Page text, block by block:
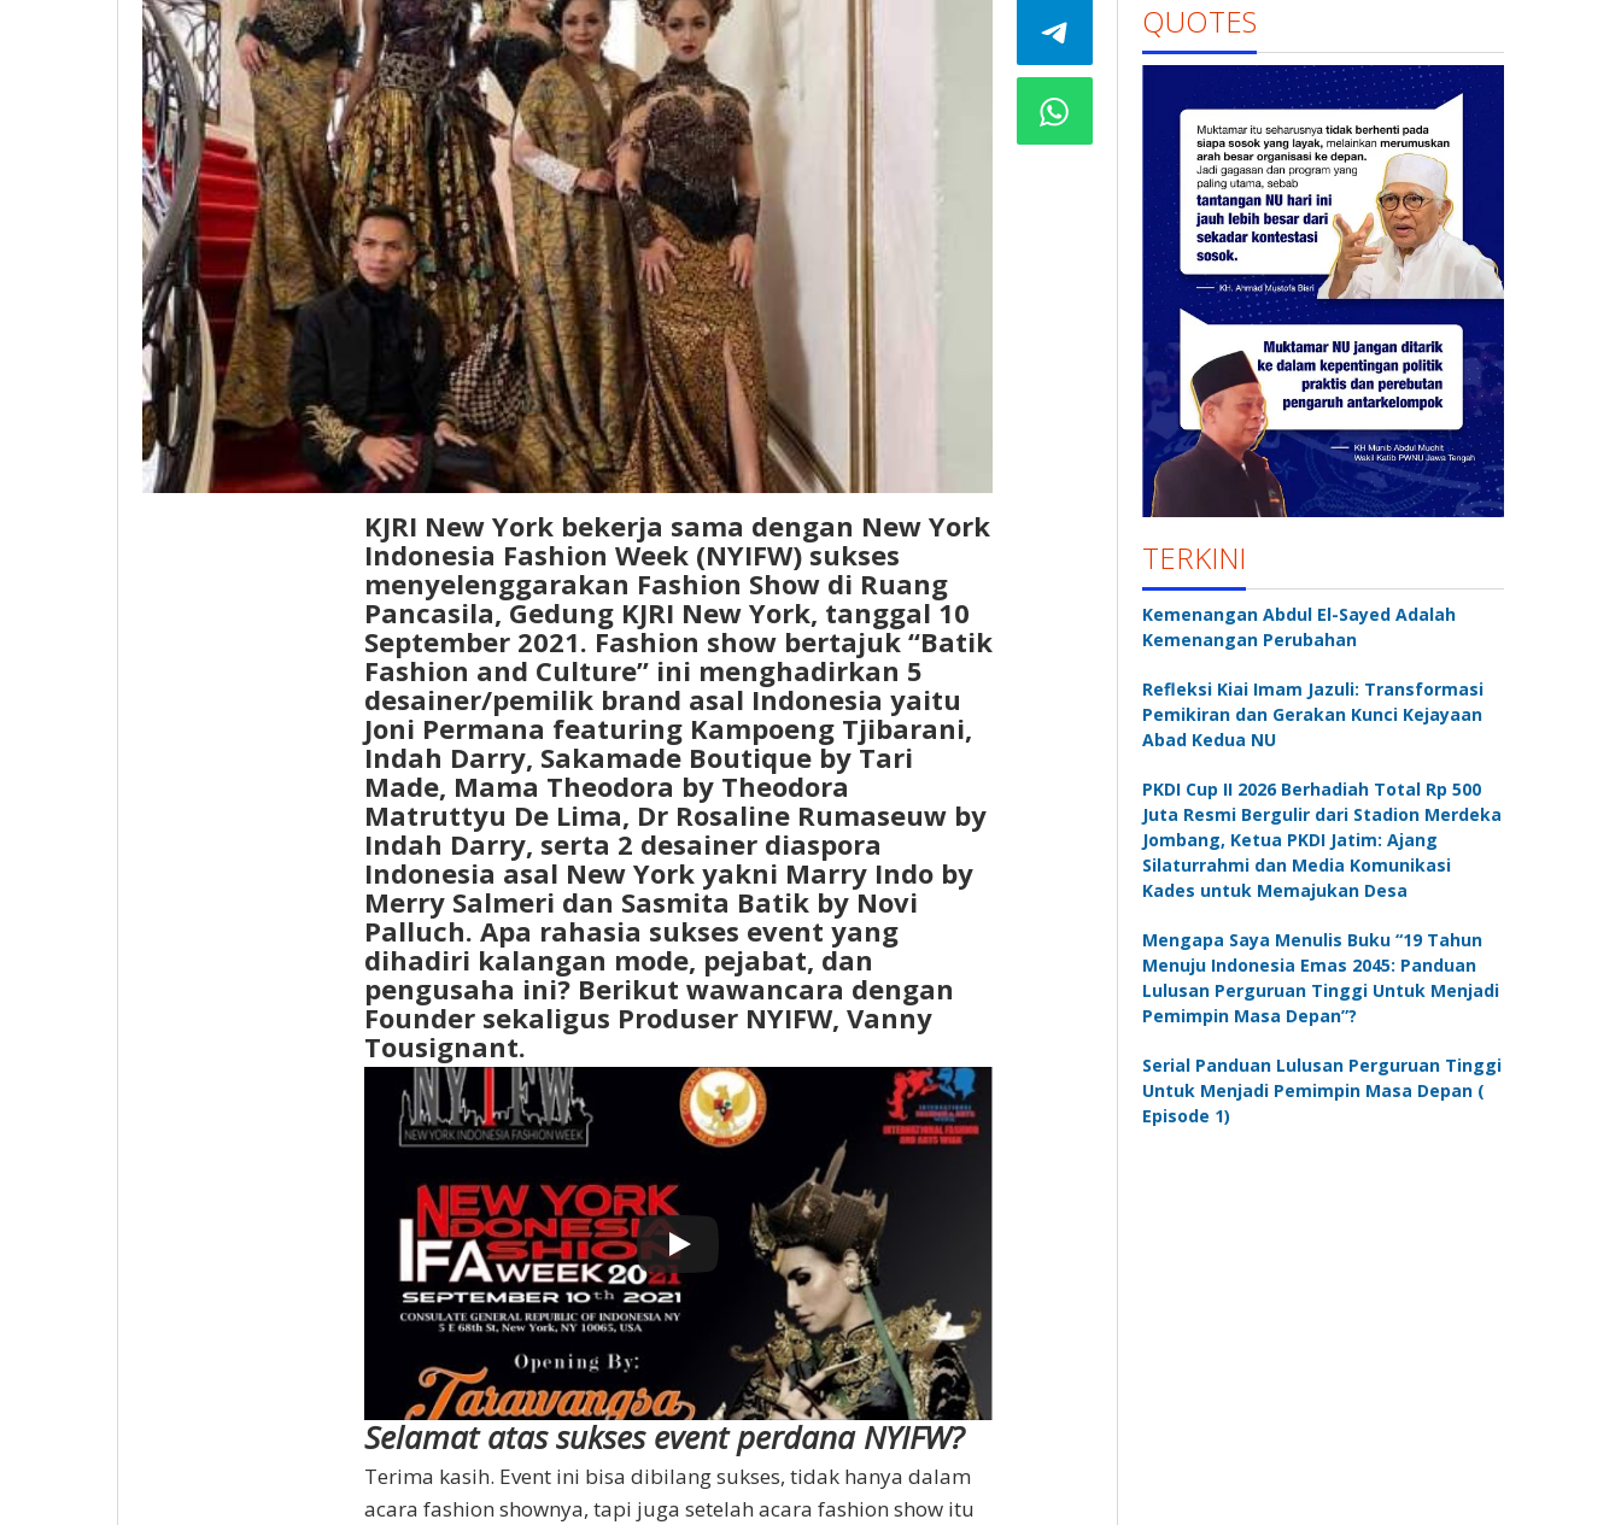
KJRI New York bekerja sama dengan New York
Indonesia Fashion Week (NYIFW) sukses
menyelenggarakan Fashion Show di Ruang
Pancasila, Gedung KJRI New York, tanggal 10
September 2021. Fashion show bertajuk “Batik
Fashion and Culture” ini menghadirkan 5
desainer/pemilik brand asal Indonesia yaitu
Joni Permana featuring Kampoeng Tjibarani,
Indah Darry, Sakamade Boutique by Tari
Made, Mama Theodora by Theodora
Matruttyu De Lima, Dr Rosaline Rumaseuw by
Indah Darry, serta 2 desainer diaspora
Indonesia asal New York yakni Marry Indo by
Merry Salmeri dan Sasmita Batik by Novi
Palluch. Apa rahasia sukses event yang
dihadiri kalangan mode, pejabat, dan
pengusaha ini? Berikut wawancara dengan
Founder sekaligus Produser NYIFW, Vanny
Tousignant.
Selamat atas sukses event perdana NYIFW?
Terima kasih. Event ini bisa dibilang sukses, tidak hanya dalam
acara fashion shownya, tapi juga setelah acara fashion show itu
QUOTES
TERKINI
Kemenangan Abdul El-Sayed Adalah
Kemenangan Perubahan
Refleksi Kiai Imam Jazuli: Transformasi
Pemikiran dan Gerakan Kunci Kejayaan
Abad Kedua NU
PKDI Cup II 2026 Berhadiah Total Rp 500
Juta Resmi Bergulir dari Stadion Merdeka
Jombang, Ketua PKDI Jatim: Ajang
Silaturrahmi dan Media Komunikasi
Kades untuk Memajukan Desa
Mengapa Saya Menulis Buku “19 Tahun
Menuju Indonesia Emas 2045: Panduan
Lulusan Perguruan Tinggi Untuk Menjadi
Pemimpin Masa Depan”?
Serial Panduan Lulusan Perguruan Tinggi
Untuk Menjadi Pemimpin Masa Depan (
Episode 1)